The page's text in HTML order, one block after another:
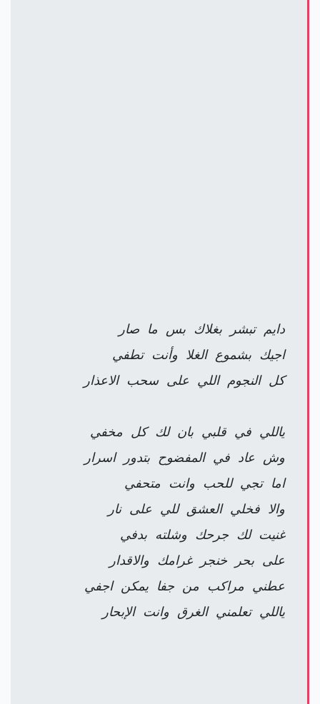
دايم تبشر بغلاك بس ما صار
كل النجوم اللي على سحب الاعذار
‏ياللي في قلبي بان لك كل مخفي
وش عاد في المفضوح بتدور اسرار
اما تجي للحب وانت متحفي
والا فخلي العشق للي على نار‏
غنيت لك جرحك وشلته بدفي
على بحر خنجر غرامك والاقدار
عطني مراكب من جفا يمكن اجفي
ياللي تعلمني الغرق وانت الإبحار